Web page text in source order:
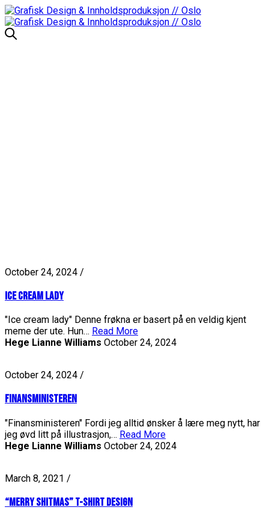
October 24, 2024 /
Ice cream lady
"Ice cream lady" Denne frøkna er basert på en veldig kjent
meme der ute. Hun… Read More
Hege Lianne Williams October 24, 2024
October 24, 2024 /
Finansministeren
"Finansministeren" Fordi jeg alltid ønsker å lære meg nytt, har
jeg øvd litt på illustrasjon,… Read More
Hege Lianne Williams October 24, 2024
March 8, 2021 /
“Merry Shitmas” t-shirt Design